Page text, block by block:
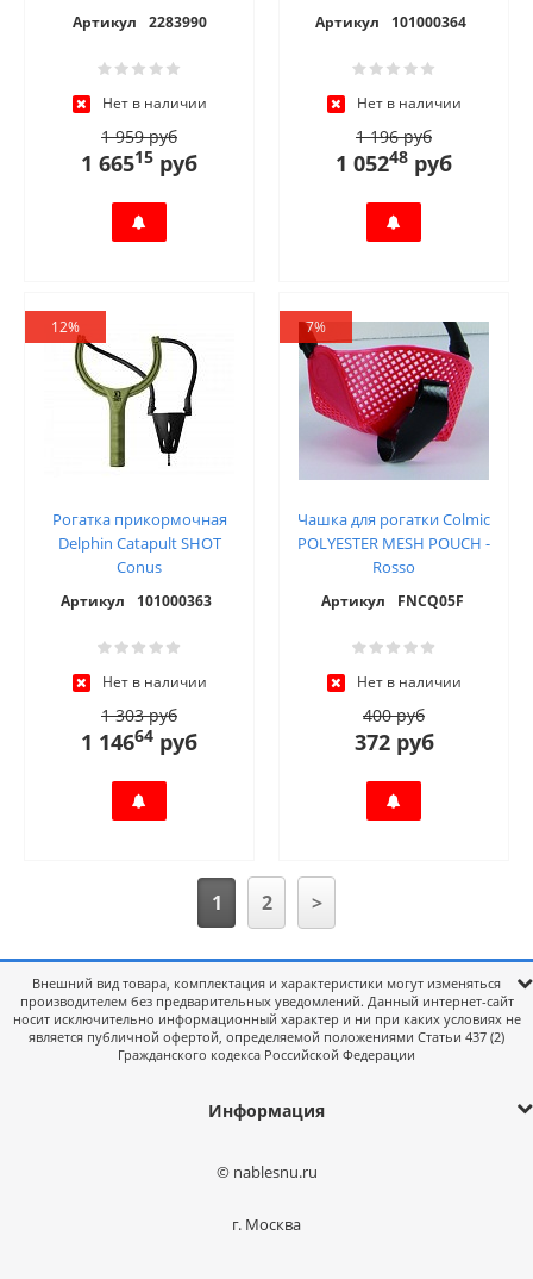
Артикул 2283990
Нет в наличии
1 959 руб
1 66515 руб
Артикул 101000364
Нет в наличии
1 196 руб
1 05248 руб
12%
Рогатка прикормочная
Delphin Catapult SHOT
Conus
Артикул 101000363
Нет в наличии
1 303 руб
1 14664 руб
7%
Чашка для рогатки Colmic
POLYESTER MESH POUCH -
Rosso
Артикул FNCQ05F
Нет в наличии
400 руб
372 руб
1 2 >
Внешний вид товара, комплектация и характеристики могут изменяться
производителем без предварительных уведомлений. Данный интернет-сайт
носит исключительно информационный характер и ни при каких условиях не
является публичной офертой, определяемой положениями Статьи 437 (2)
Гражданского кодекса Российской Федерации
Информация
© nablesnu.ru
г. Москва